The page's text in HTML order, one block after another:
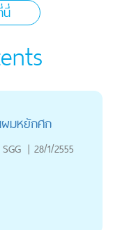
มหยักศก
SGG | 28/1/2555